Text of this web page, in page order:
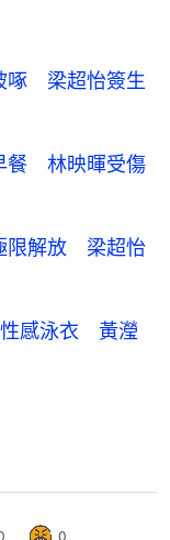
啄 梁超怡簽生
餐 林映暉受傷
限解放 梁超怡
性感泳衣 黃瀅
0